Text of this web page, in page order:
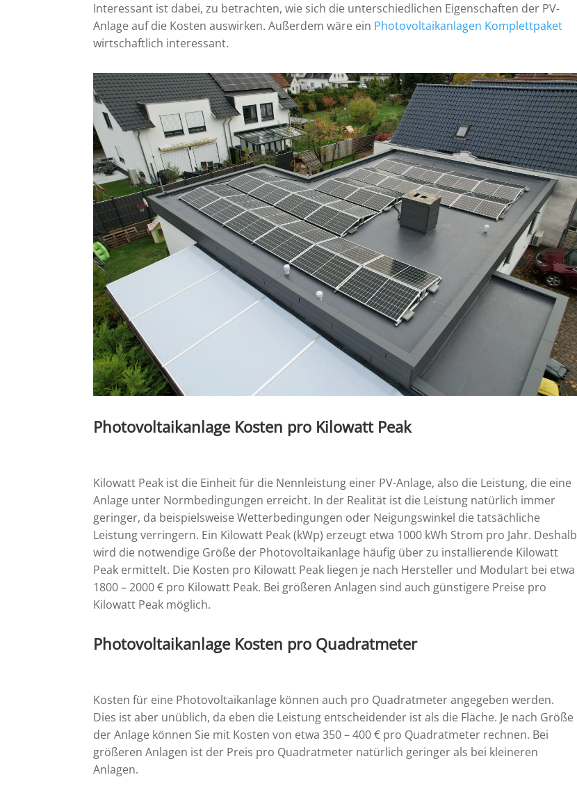
Interessant ist dabei, zu betrachten, wie sich die unterschiedlichen Eigenschaften der PV-
Anlage auf die Kosten auswirken. Außerdem wäre ein Photovoltaikanlagen Komplettpaket
wirtschaftlich interessant.
Photovoltaikanlage Kosten pro Kilowatt Peak
Kilowatt Peak ist die Einheit für die Nennleistung einer PV-Anlage, also die Leistung, die eine
Anlage unter Normbedingungen erreicht. In der Realität ist die Leistung natürlich immer
geringer, da beispielsweise Wetterbedingungen oder Neigungswinkel die tatsächliche
Leistung verringern. Ein Kilowatt Peak (kWp) erzeugt etwa 1000 kWh Strom pro Jahr. Deshalb
wird die notwendige Größe der Photovoltaikanlage häufig über zu installierende Kilowatt
Peak ermittelt. Die Kosten pro Kilowatt Peak liegen je nach Hersteller und Modulart bei etwa
1800 – 2000 € pro Kilowatt Peak. Bei größeren Anlagen sind auch günstigere Preise pro
Kilowatt Peak möglich.
Photovoltaikanlage Kosten pro Quadratmeter
Kosten für eine Photovoltaikanlage können auch pro Quadratmeter angegeben werden.
Dies ist aber unüblich, da eben die Leistung entscheidender ist als die Fläche. Je nach Größe
der Anlage können Sie mit Kosten von etwa 350 – 400 € pro Quadratmeter rechnen. Bei
größeren Anlagen ist der Preis pro Quadratmeter natürlich geringer als bei kleineren
Anlagen.